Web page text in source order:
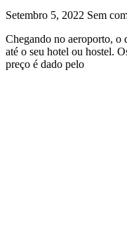
Setembro 5, 2022 Sem
Chegando no aeroporto, o
até o seu hotel ou hostel.
preço é dado pelo